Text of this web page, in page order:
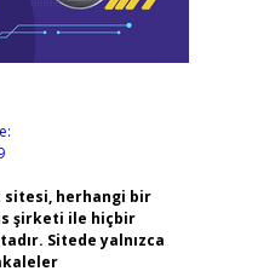
sitesi, herhangi bir
şirketi ile hiçbir
Sitede yalnızca